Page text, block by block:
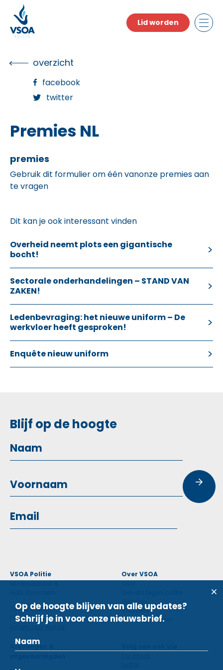
the
content
Lid worden
overzicht
facebook
twitter
Premies NL
premies
Gebruik dit formulier om één vanonze premies aan
te vragen
Dit kan je ook interessant vinden
Overheid neemt plots een gigantische
bocht!
Sectorale onderhandelingen – STAND VAN
ZAKEN!
Ledenbevraging: het nieuwe uniform – De
werkvloer heeft gesproken!
Enquête nieuw uniform
Blijf op de hoogte
VSOA Politie
Tel: 02 660 59 11
Fax: 02 660 50 97
info@vsoa-pol.be
Over VSOA
Diensten
Voordelen
Contactpersoon
Afdelingen &
Op de hoogte blijven van alle updates?
Schrijf je in voor onze nieuwsbrief.